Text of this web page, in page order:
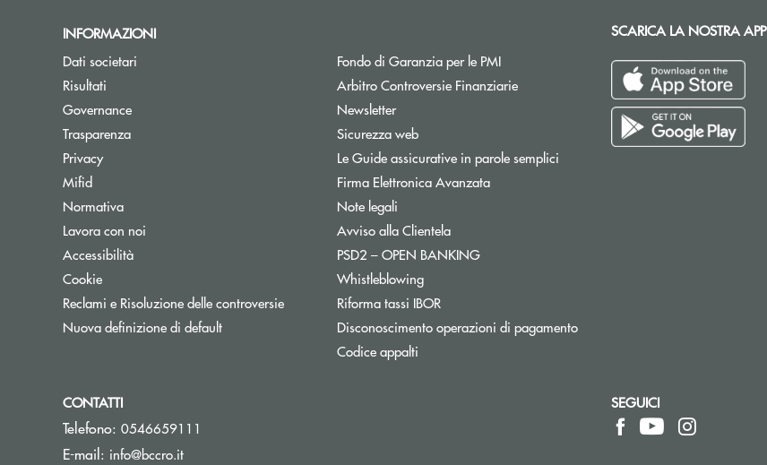
INFORMAZIONI
Dati societari
Risultati
Governance
Trasparenza
Privacy
Mifid
Normativa
Lavora con noi
Accessibilità
Cookie
Reclami e Risoluzione delle controversie
Nuova definizione di default
Fondo di Garanzia per le PMIApre una nuova finestra
Arbitro Controversie FinanziarieApre una nuova finestra
NewsletterApre una nuova finestra
Sicurezza web
Le Guide assicurative in parole semplici
Firma Elettronica Avanzata
Note legali
Avviso alla Clientela
PSD2 – OPEN BANKINGApre una nuova finestra
WhistleblowingApre una nuova finestra
Riforma tassi IBOR
Disconoscimento operazioni di pagamento
Codice appalti
SCARICA LA NOSTRA APP
CONTATTI
Telefono: 0546659111
E-mail: info@bccro.it(si apre l’app di posta elettronica)
SEGUICI